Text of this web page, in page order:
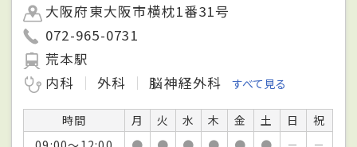
大阪府東大阪市横枕1番31号
072-965-0731
荒本駅
内科
外科 脳神経外科 すべて見る
時間 月 火 水 木 金 土 日
祝